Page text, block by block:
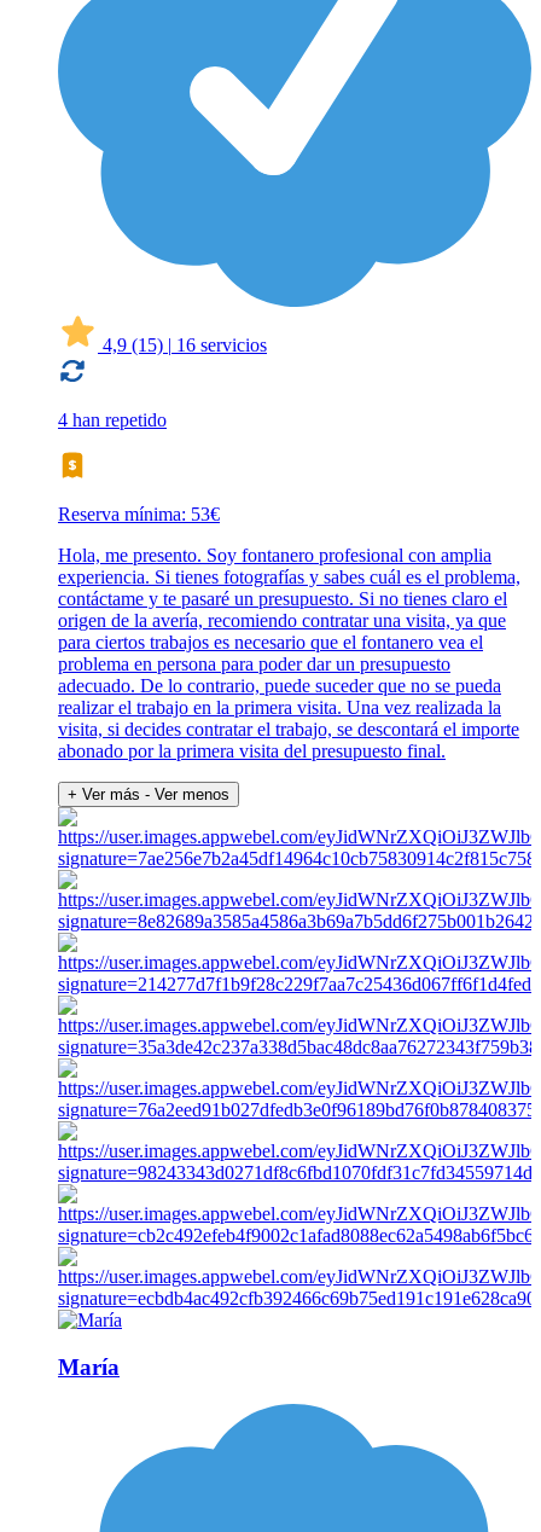
4,9 (15) | 16 servicios
4 han repetido
Reserva mínima: 53€
Hola, me presento. Soy fontanero profesional con amplia
experiencia. Si tienes fotografías y sabes cuál es el problema,
contáctame y te pasaré un presupuesto. Si no tienes claro el
origen de la avería, recomiendo contratar una visita, ya que
para ciertos trabajos es necesario que el fontanero vea el
problema en persona para poder dar un presupuesto
adecuado. De lo contrario, puede suceder que no se pueda
realizar el trabajo en la primera visita. Una vez realizada la
visita, si decides contratar el trabajo, se descontará el importe
abonado por la primera visita del presupuesto final.
+ Ver más - Ver menos
María